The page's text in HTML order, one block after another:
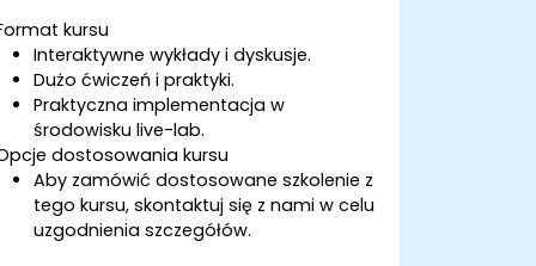
kursu
Interaktywne wykłady i dyskusje.
Dużo ćwiczeń i praktyki.
Praktyczna implementacja w
środowisku live-lab.
dostosowania kursu
Aby zamówić dostosowane szkolenie z
tego kursu, skontaktuj się z nami w celu
uzgodnienia szczegółów.